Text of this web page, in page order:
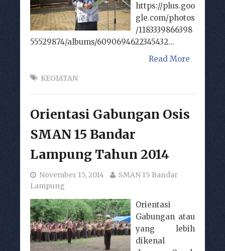
https://plus.goo
gle.com/photos
/1183339866398
55529874/albums/6090694622345432...
Read More
KEGIATAN
Orientasi Gabungan Osis
SMAN 15 Bandar
Lampung Tahun 2014
November 15, 2014
SMAN 15 Bandar
Lampung
Orientasi
Gabungan atau
yang lebih
dikenal